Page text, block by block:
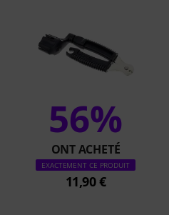
56%
ONT ACHETÉ
EXACTEMENT CE PRODUIT
11,90 €